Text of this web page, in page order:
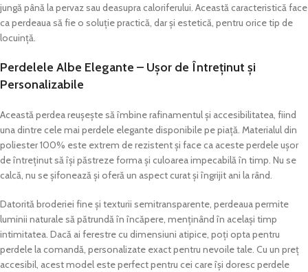
jungă până la pervaz sau deasupra caloriferului. Această caracteristică face
ca perdeaua să fie o soluție practică, dar și estetică, pentru orice tip de
locuință.
Perdelele Albe Elegante – Ușor de Întreținut și
Personalizabile
Această perdea reușește să îmbine rafinamentul și accesibilitatea, fiind
una dintre cele mai perdele elegante disponibile pe piață. Materialul din
poliester 100% este extrem de rezistent și face ca aceste perdele ușor
de întreținut să își păstreze forma și culoarea impecabilă în timp. Nu se
calcă, nu se șifonează și oferă un aspect curat și îngrijit ani la rând.
Datorită broderiei fine și texturii semitransparente, perdeaua permite
luminii naturale să pătrundă în încăpere, menținând în același timp
intimitatea. Dacă ai ferestre cu dimensiuni atipice, poți opta pentru
perdele la comandă, personalizate exact pentru nevoile tale. Cu un preț
accesibil, acest model este perfect pentru cei care își doresc perdele